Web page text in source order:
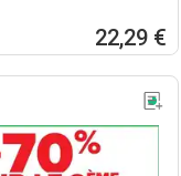
22,29 €